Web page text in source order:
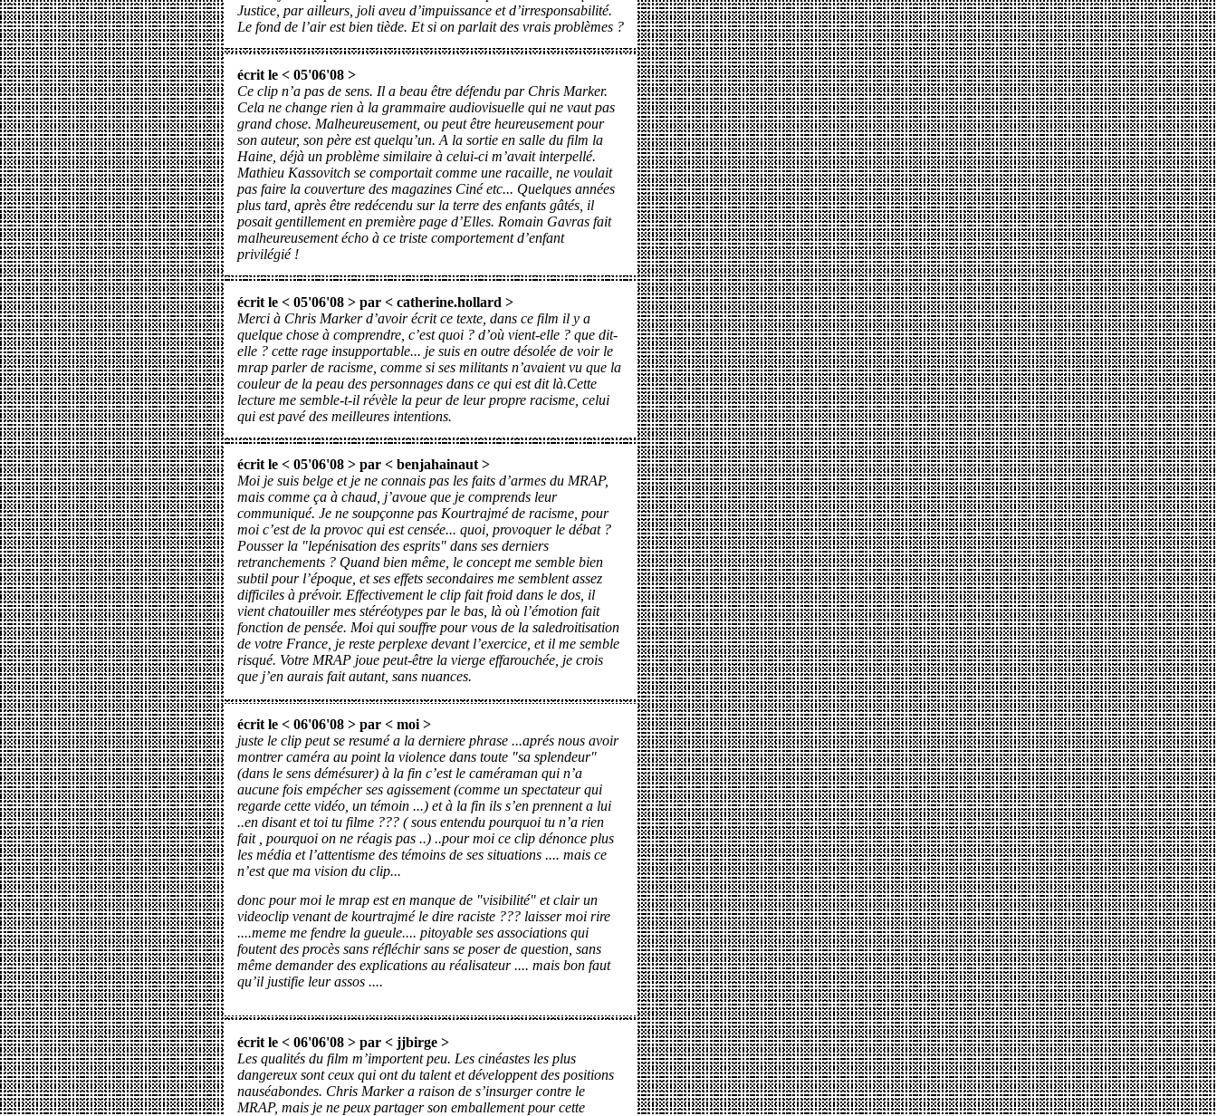
Justice, par ailleurs, joli aveu d’impuissance et d’irresponsabilité.
Le fond de l’air est bien tiède. Et si on parlait des vrais problèmes ?
écrit le < 05'06'08 >
Ce clip n’a pas de sens. Il a beau être défendu par Chris Marker.
Cela ne change rien à la grammaire audiovisuelle qui ne vaut pas
grand chose. Malheureusement, ou peut être heureusement pour
son auteur, son père est quelqu’un. A la sortie en salle du film la
Haine, déjà un problème similaire à celui-ci m’avait interpellé.
Mathieu Kassovitch se comportait comme une racaille, ne voulait
pas faire la couverture des magazines Ciné etc... Quelques années
plus tard, après être redécendu sur la terre des enfants gâtés, il
posait gentillement en première page d’Elles. Romain Gavras fait
malheureusement écho à ce triste comportement d’enfant
privilégié !
écrit le < 05'06'08 > par < catherine.hollard >
Merci à Chris Marker d’avoir écrit ce texte, dans ce film il y a
quelque chose à comprendre, c’est quoi ? d’où vient-elle ? que dit-
elle ? cette rage insupportable... je suis en outre désolée de voir le
mrap parler de racisme, comme si ses militants n’avaient vu que la
couleur de la peau des personnages dans ce qui est dit là.Cette
lecture me semble-t-il révèle la peur de leur propre racisme, celui
qui est pavé des meilleures intentions.
écrit le < 05'06'08 > par < benjahainaut >
Moi je suis belge et je ne connais pas les faits d’armes du MRAP,
mais comme ça à chaud, j’avoue que je comprends leur
communiqué. Je ne soupçonne pas Kourtrajmé de racisme, pour
moi c’est de la provoc qui est censée... quoi, provoquer le débat ?
Pousser la "lepénisation des esprits" dans ses derniers
retranchements ? Quand bien même, le concept me semble bien
subtil pour l’époque, et ses effets secondaires me semblent assez
difficiles à prévoir. Effectivement le clip fait froid dans le dos, il
vient chatouiller mes stéréotypes par le bas, là où l’émotion fait
fonction de pensée. Moi qui souffre pour vous de la saledroitisation
de votre France, je reste perplexe devant l’exercice, et il me semble
risqué. Votre MRAP joue peut-être la vierge effarouchée, je crois
que j’en aurais fait autant, sans nuances.
écrit le < 06'06'08 > par < moi >
juste le clip peut se resumé a la derniere phrase ...aprés nous avoir
montrer caméra au point la violence dans toute "sa splendeur"
(dans le sens démésurer) à la fin c’est le caméraman qui n’a
aucune fois empécher ses agissement (comme un spectateur qui
regarde cette vidéo, un témoin ...) et à la fin ils s’en prennent a lui
..en disant et toi tu filme ??? ( sous entendu pourquoi tu n’a rien
fait , pourquoi on ne réagis pas ..) ..pour moi ce clip dénonce plus
les média et l’attentisme des témoins de ses situations .... mais ce
n’est que ma vision du clip...
donc pour moi le mrap est en manque de "visibilité" et clair un
videoclip venant de kourtrajmé le dire raciste ??? laisser moi rire
....meme me fendre la gueule.... pitoyable ses associations qui
foutent des procès sans réfléchir sans se poser de question, sans
même demander des explications au réalisateur .... mais bon faut
qu’il justifie leur assos ....
écrit le < 06'06'08 > par < jjbirge >
Les qualités du film m’importent peu. Les cinéastes les plus
dangereux sont ceux qui ont du talent et développent des positions
nauséabondes. Chris Marker a raison de s’insurger contre le
MRAP, mais je ne peux partager son emballement pour cette